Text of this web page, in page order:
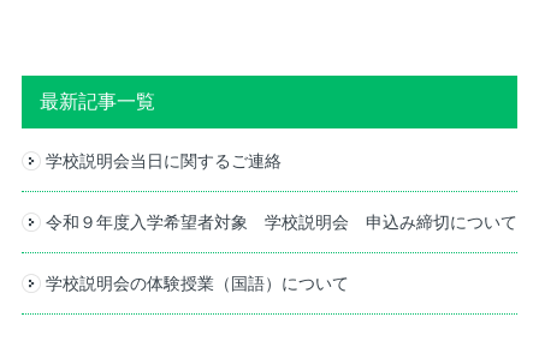
最新記事一覧
学校説明会当日に関するご連絡
令和９年度入学希望者対象 学校説明会 申込み締切について
学校説明会の体験授業（国語）について